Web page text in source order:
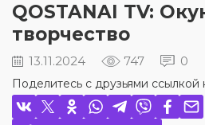
QOSTANAI TV:
творчество
13.11.2024 747 0
Поделитесь с друзьями ссылкой